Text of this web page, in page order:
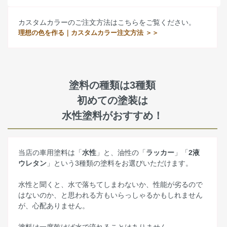
カスタムカラーのご注文方法はこちらをご覧ください。
理想の色を作る｜カスタムカラー注文方法 ＞＞
塗料の種類は3種類
初めての塗装は
水性塗料がおすすめ！
当店の車用塗料は「 水性 」と、油性の「 ラッカー 」「 2液
ウレタン 」という3種類の塗料をお選びいただけます。
水性と聞くと、水で落ちてしまわないか、性能が劣るので
はないのか、と思われる方もいらっしゃるかもしれません
が、心配ありません。